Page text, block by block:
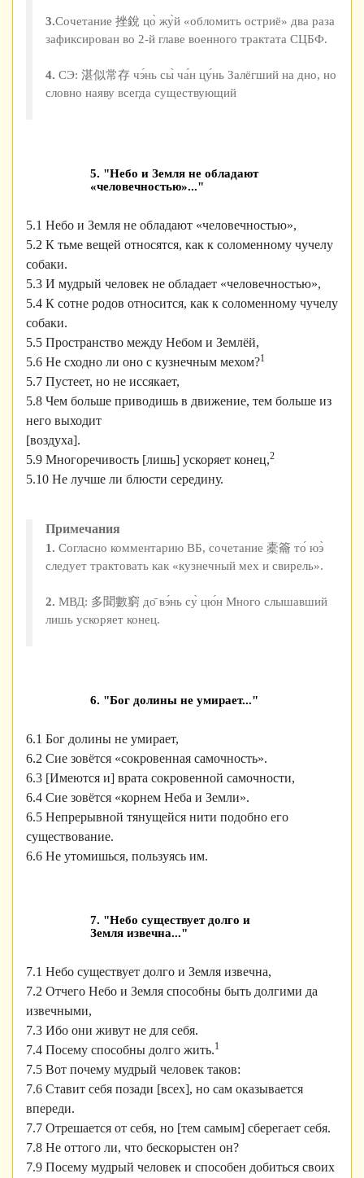
3.Сочетание 挫銳 цо̀ жу̀й «обломить остриё» два раза
зафиксирован во 2-й главе военного трактата СЦБФ.
4. СЭ: 湛似常存 чэ́нь сы̀ ча́н цу́нь Залёгший на дно, но
словно наяву всегда существующий
5. "Небо и Земля не обладают
«человечностью»..."
5.1 Небо и Земля не обладают «человечностью»,
5.2 К тьме вещей относятся, как к соломенному чучелу
собаки.
5.3 И мудрый человек не обладает «человечностью»,
5.4 К сотне родов относится, как к соломенному чучелу
собаки.
5.5 Пространство между Небом и Землёй,
5.6 Не сходно ли оно с кузнечным мехом?1
5.7 Пустеет, но не иссякает,
5.8 Чем больше приводишь в движение, тем больше из
него выходит
[воздуха].
5.9 Многоречивость [лишь] ускоряет конец,2
5.10 Не лучше ли блюсти середину.
Примечания
1. Согласно комментарию ВБ, сочетание 橐籥 то́ юэ̀
следует трактовать как «кузнечный мех и свирель».
2. МВД: 多聞數窮 до̄ вэ́нь су̀ цю́н Много слышавший
лишь ускоряет конец.
6. "Бог долины не умирает..."
6.1 Бог долины не умирает,
6.2 Сие зовётся «сокровенная самочность».
6.3 [Имеются и] врата сокровенной самочности,
6.4 Сие зовётся «корнем Неба и Земли».
6.5 Непрерывной тянущейся нити подобно его
существование.
6.6 Не утомишься, пользуясь им.
7. "Небо существует долго и
Земля извечна..."
7.1 Небо существует долго и Земля извечна,
7.2 Отчего Небо и Земля способны быть долгими да
извечными,
7.3 Ибо они живут не для себя.
7.4 Посему способны долго жить.1
7.5 Вот почему мудрый человек таков:
7.6 Ставит себя позади [всех], но сам оказывается
впереди.
7.7 Отрешается от себя, но [тем самым] сберегает себя.
7.8 Не оттого ли, что бескорыстен он?
7.9 Посему мудрый человек и способен добиться своих